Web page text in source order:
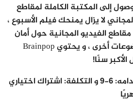
إلى المكتبة الكاملة لمقاطع
لا يزال يمنحك فيلم الأسبوع ،
مقاطع الفيديو المجانية حول أمان
الإنترنت والتسلط وموضوعات أخرى ، و يحتوي Brainpop
سنًا!
الأعمار المناسبة لاستخدامه: 6-9 و التكلفة: اشتراك اختياري